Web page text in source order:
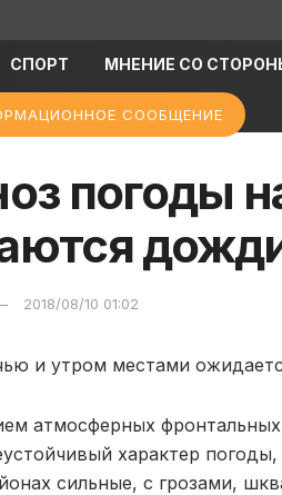
СПОРТ МНЕНИЕ СО
СООБЩЕНИЕ
погоды
2018/08/10 01:02
и утром местами
атмосферных
характер
сильные, с грозами,